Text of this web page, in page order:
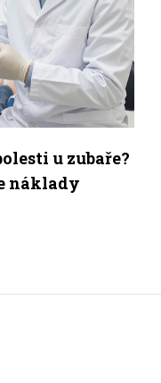
u zubaře?
náklady